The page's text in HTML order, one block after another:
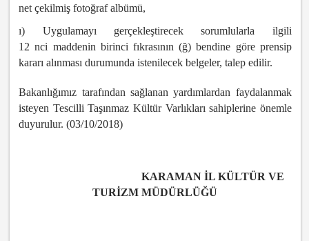
net çekilmiş fotoğraf albümü,
ı) Uygulamayı gerçekleştirecek sorumlularla ilgili
12 nci maddenin birinci fıkrasının (ğ) bendine göre prensip
kararı alınması durumunda istenilecek belgeler, talep edilir.
Bakanlığımız tarafından sağlanan yardımlardan faydalanmak
isteyen Tescilli Taşınmaz Kültür Varlıkları sahiplerine önemle
duyurulur. (03/10/2018)
KARAMAN İL KÜLTÜR VE
TURİZM MÜDÜRLÜĞÜ